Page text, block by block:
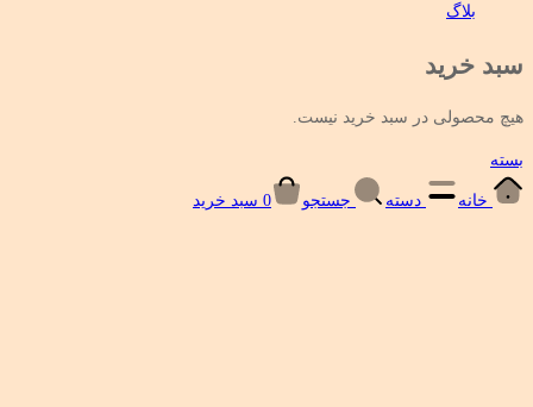
بلاگ
سبد خرید
هیچ محصولی در سبد خرید نیست.
بسته
خانه دسته جستجو 0 سبد خرید